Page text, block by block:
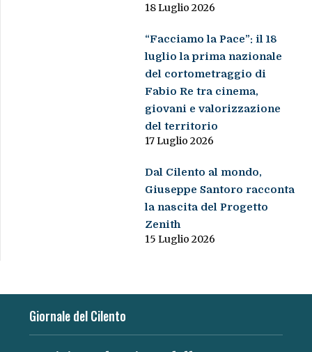
18 Luglio 2026
“Facciamo la Pace”: il 18
luglio la prima nazionale
del cortometraggio di
Fabio Re tra cinema,
giovani e valorizzazione
del territorio
17 Luglio 2026
Dal Cilento al mondo,
Giuseppe Santoro racconta
la nascita del Progetto
Zenith
15 Luglio 2026
Giornale del Cilento